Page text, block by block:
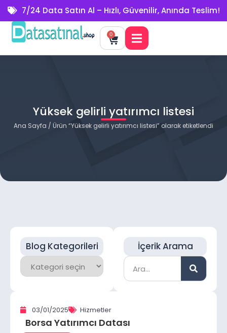
7/24 Data Satın Al – Hızlı, Güvenilir, Anında Teslim!
0
Yüksek gelirli yatırımcı listesi
Ana Sayfa / Ürün “Yüksek gelirli yatırımcı listesi” olarak etiketlendi
Blog Kategorileri İçerik Arama
03/01/2025 Hizmetler
Borsa Yatırımcı Datası